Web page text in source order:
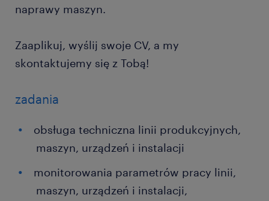
naprawy maszyn.
Zaaplikuj, wyślij swoje CV, a my
skontaktujemy się z Tobą!
zadania
obsługa techniczna linii produkcyjnych,
maszyn, urządzeń i instalacji
monitorowania parametrów pracy linii,
maszyn, urządzeń i instalacji,